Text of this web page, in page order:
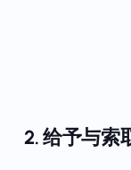
2. 给予与索